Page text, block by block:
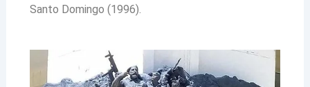
Santo Domingo (1996).